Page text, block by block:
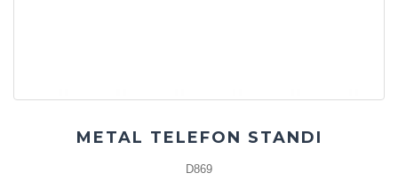
METAL TELEFON STANDI
D869